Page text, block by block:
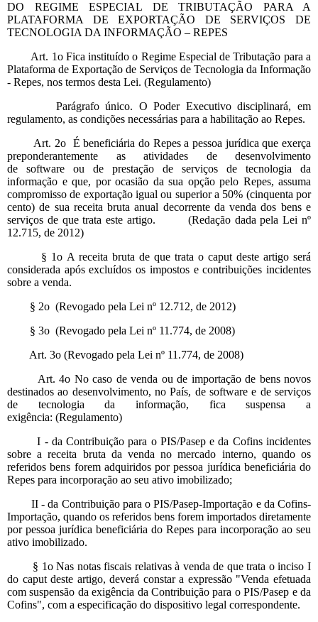
DO REGIME ESPECIAL DE TRIBUTAÇÃO PARA A
PLATAFORMA DE EXPORTAÇÃO DE SERVIÇOS DE
TECNOLOGIA DA INFORMAÇÃO – REPES
Art. 1o Fica instituído o Regime Especial de Tributação para a
Plataforma de Exportação de Serviços de Tecnologia da Informação
- Repes, nos termos desta Lei. (Regulamento)
Parágrafo único. O Poder Executivo disciplinará, em
regulamento, as condições necessárias para a habilitação ao Repes.
Art. 2o É beneficiária do Repes a pessoa jurídica que exerça
preponderantemente as atividades de desenvolvimento
de software ou de prestação de serviços de tecnologia da
informação e que, por ocasião da sua opção pelo Repes, assuma
compromisso de exportação igual ou superior a 50% (cinquenta por
cento) de sua receita bruta anual decorrente da venda dos bens e
serviços de que trata este artigo. (Redação dada pela Lei nº
12.715, de 2012)
§ 1o A receita bruta de que trata o caput deste artigo será
considerada após excluídos os impostos e contribuições incidentes
sobre a venda.
§ 2o (Revogado pela Lei nº 12.712, de 2012)
§ 3o (Revogado pela Lei nº 11.774, de 2008)
Art. 3o (Revogado pela Lei nº 11.774, de 2008)
Art. 4o No caso de venda ou de importação de bens novos
destinados ao desenvolvimento, no País, de software e de serviços
de tecnologia da informação, fica suspensa a
exigência: (Regulamento)
I - da Contribuição para o PIS/Pasep e da Cofins incidentes
sobre a receita bruta da venda no mercado interno, quando os
referidos bens forem adquiridos por pessoa jurídica beneficiária do
Repes para incorporação ao seu ativo imobilizado;
II - da Contribuição para o PIS/Pasep-Importação e da Cofins-
Importação, quando os referidos bens forem importados diretamente
por pessoa jurídica beneficiária do Repes para incorporação ao seu
ativo imobilizado.
§ 1o Nas notas fiscais relativas à venda de que trata o inciso I
do caput deste artigo, deverá constar a expressão "Venda efetuada
com suspensão da exigência da Contribuição para o PIS/Pasep e da
Cofins", com a especificação do dispositivo legal correspondente.